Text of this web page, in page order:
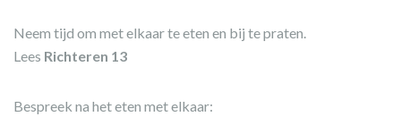
Neem tijd om met elkaar te eten en bij te praten.
Lees Richteren 13
Bespreek na het eten met elkaar: